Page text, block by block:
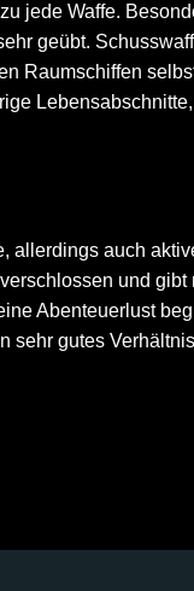
jede Waffe.
geübt.
Raumschiffen
allerdings auch
und
Abenteuerlust
sehr gutes